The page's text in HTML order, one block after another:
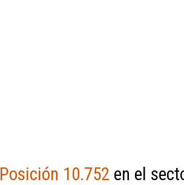
Posición 10.752 en el